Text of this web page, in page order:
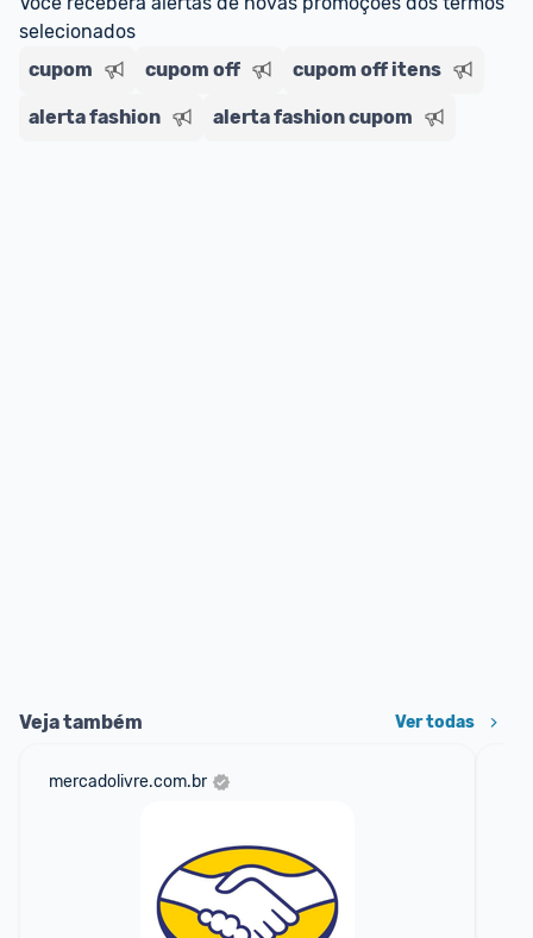
selecionados
cupom
cupom off cupom off itens
alerta fashion alerta fashion cupom
Veja também Ver todas
mercadolivre.com.br